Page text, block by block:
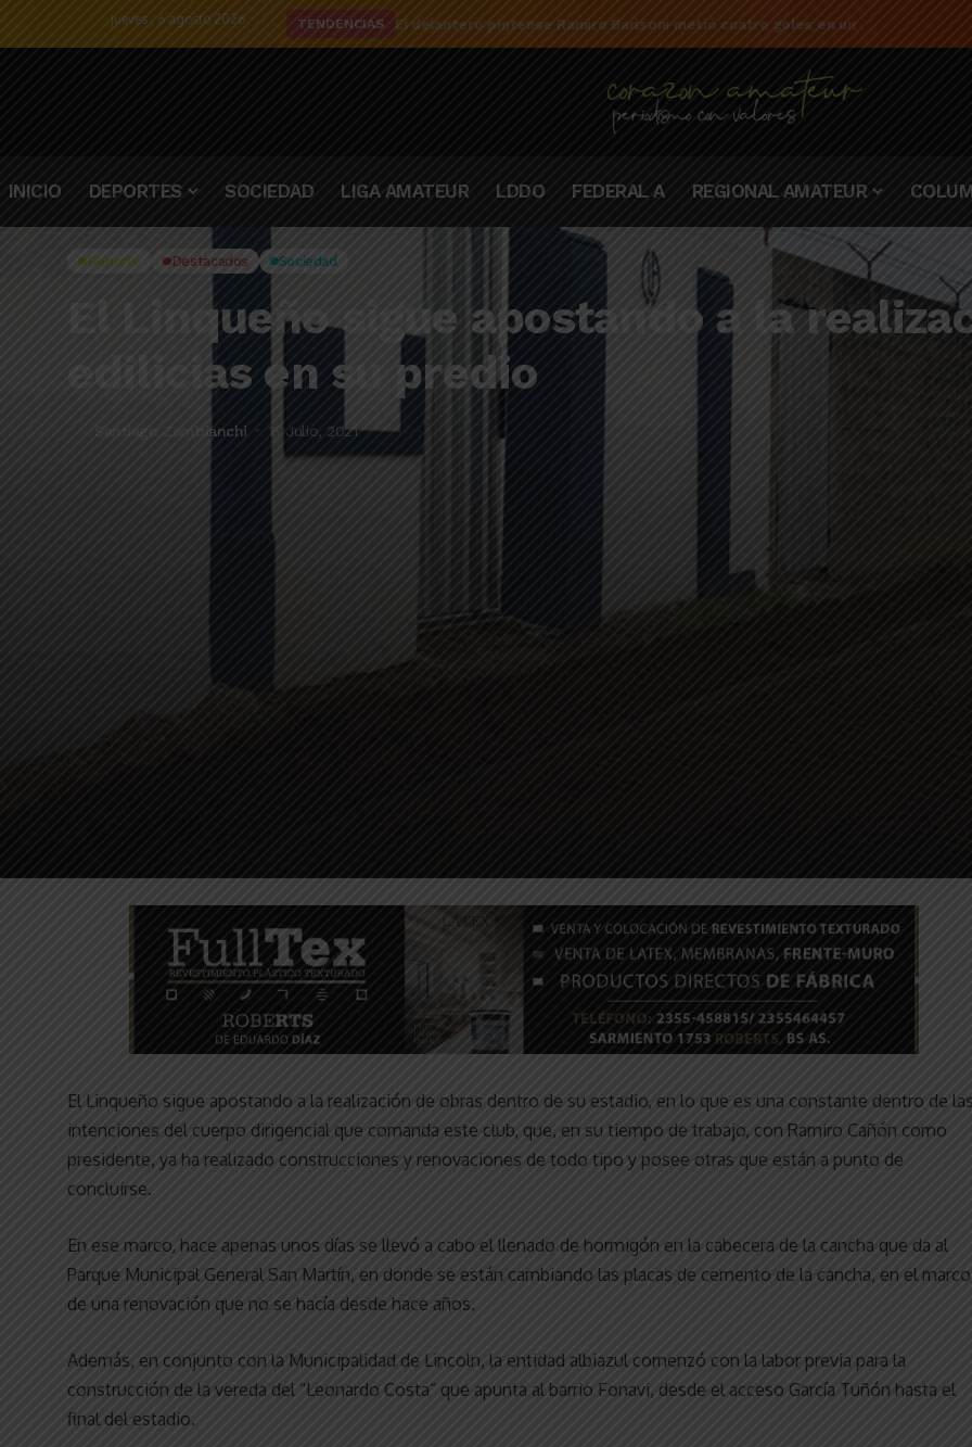
jueves , 6 agosto 2026 TENDENCIAS El delantero pintense Ramiro Barisoni metió cuatro goles en un mismo partido
INICIO DEPORTES SOCIEDAD LIGA AMATEUR LDDO FEDERAL A REGIONAL AMATEUR
Deporte Destacados Sociedad
El Linqueño sigue apostando a la
edilicias en su predio
Santiago Zambianchi 15 Julio, 2021
El Linqueño sigue apostando a la realización de obras dentro de su estadio, en lo que es una constante dentro de
intenciones del cuerpo dirigencial que comanda este club, que, en su tiempo de trabajo, con Ramiro Cañón como
presidente, ya ha realizado construcciones y renovaciones de todo tipo y posee otras que están a punto de
concluirse.
En ese marco, hace apenas unos días se llevó a cabo el llenado de hormigón en la cabecera de la cancha que da al
Parque Municipal General San Martín, en donde se están cambiando las placas de cemento de la cancha, en el marco
de una renovación que no se hacía desde hace años.
Además, en conjunto con la Municipalidad de Lincoln, la entidad albiazul comenzó con la labor previa para la
construcción de la vereda del “Leonardo Costa” que apunta al barrio Fonavi, desde el acceso García Tuñón hasta el
final del estadio.